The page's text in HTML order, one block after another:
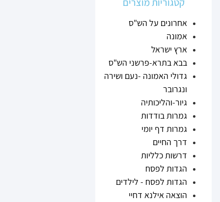
אחרונים על הש"ס
אמונה
ארץ ישראל
בבא בתרא-פרשני הש"ס
גדולי האמונה -נעם ושירה
ונגרובר
גיור-והליכותיה
גמרות בודדות
גמרות דף יומי
דרך החיים
דרשות כלליות
הגדות לפסח
הגדות לפסח - לילדים
הוצאה אילנא דחיי